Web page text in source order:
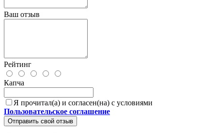
Ваш отзыв
Рейтинг
Капча
Я прочитал(а) и согласен(на) с условиями
Пользовательское соглашение
Отправить свой отзыв